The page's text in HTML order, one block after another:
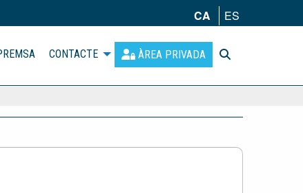
CA ES
CONTACTE ÀREA PRIVADA